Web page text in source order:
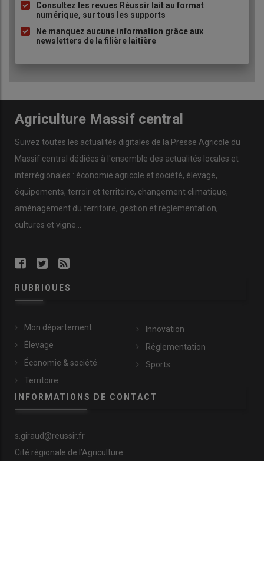
Consultez les revues Réussir lait au format
numérique, sur tous les supports
Ne manquez aucune information grâce aux
newsletters de la filière laitière
Agriculture Massif central
Suivez toutes les actualités digitales de la Presse Agricole du
Massif central dédiées à l'ensemble des actualités locales et
interrégionales : économie agricole et société, élevage,
équipements, terroir et territoire, changement climatique,
aménagement du territoire, gestion et réglementation,
cultures et vigne...
RUBRIQUES
Mon département
Élevage
Économie & société
Territoire
Innovation
Réglementation
Sports
INFORMATIONS DE CONTACT
s.giraud@reussir.fr
Cité régionale de l’Agriculture